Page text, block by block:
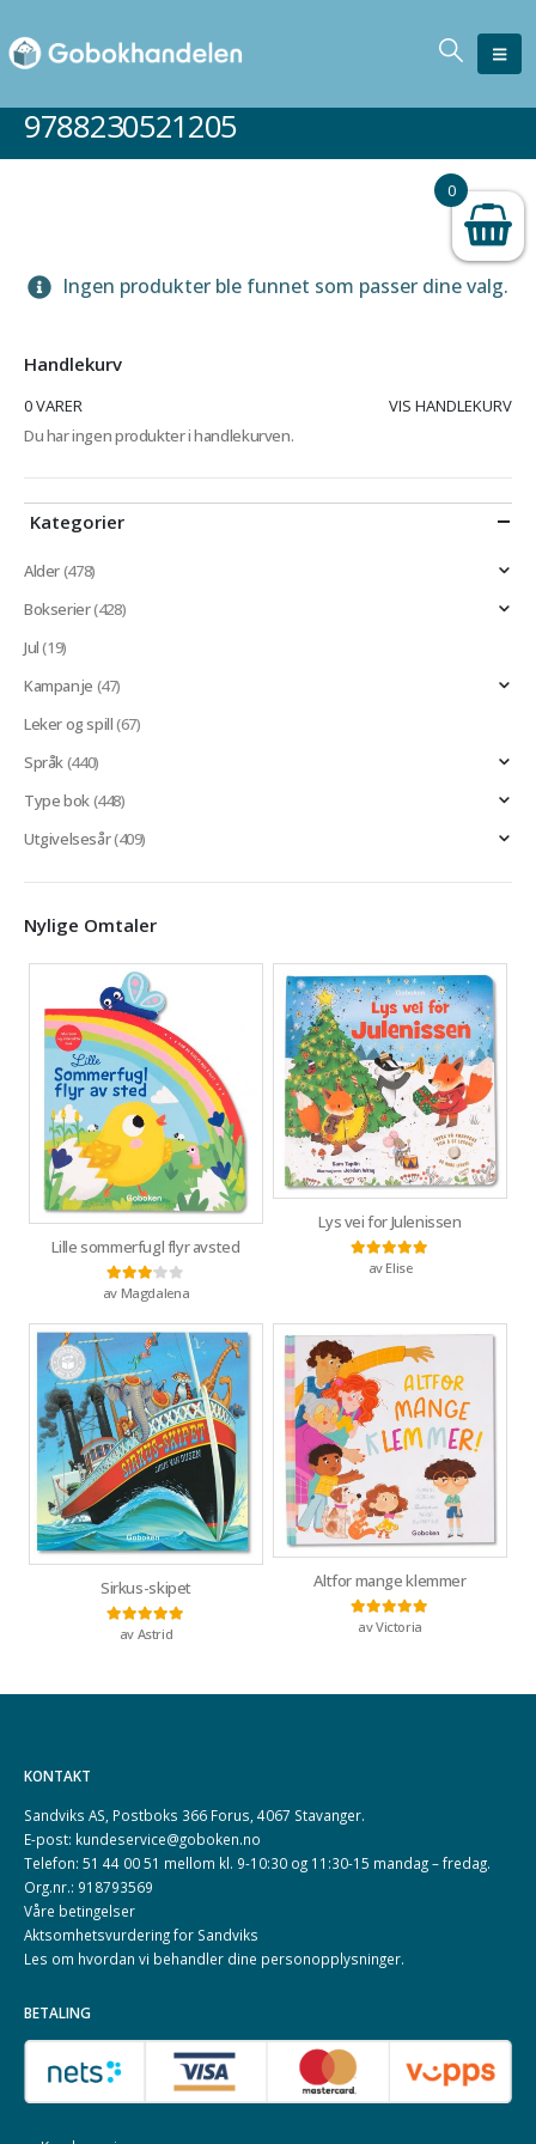
9788230521205
Ingen produkter ble funnet som passer dine valg.
Handlekurv
0 VARER
VIS HANDLEKURV
Du har ingen produkter i handlekurven.
Kategorier
Alder(478)
Bokserier(428)
Jul(19)
Kampanje (47)
Leker og spill(67)
Språk(440)
Type bok(448)
Utgivelsesår(409)
Nylige Omtaler
Lille sommerfugl flyr avsted
Vurdert3av 5
av Magdalena
Lys vei for Julenissen
Vurdert5
av Elise
Sirkus-skipet
Vurdert5
av Astrid
Altfor mange klemmer
Vurdert5av 5
av Victoria
KONTAKT
Sandviks AS, Postboks 366 Forus, 4067 Stavanger.
E-post: kundeservice@goboken.no
Telefon: 51 44 00 51 mellom kl. 9-10:30 og 11:30-15 mandag – fredag.
Org.nr.: 918793569
Våre betingelser
Aktsomhetsvurdering for Sandviks
Les om hvordan vi behandler dine personopplysninger.
BETALING
0